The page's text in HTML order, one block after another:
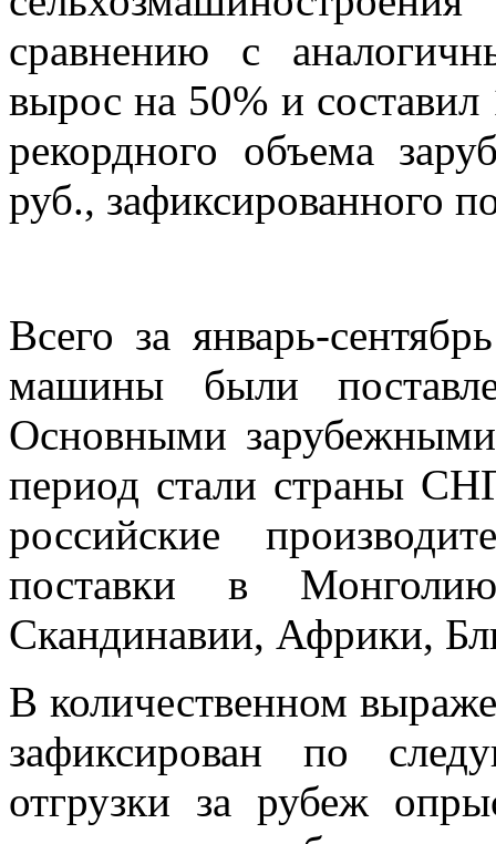
сравнению с
вырос на 50% и
рекордного объема
руб., зафиксированного
Всего за январь-
машины были
Основными
период стали страны
российские
поставки в
Скандинавии, Африки,
В количественном
зафиксирован по
отгрузки за рубеж